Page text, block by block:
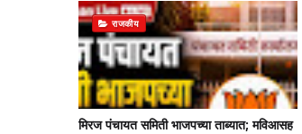
राजकीय
मिरज पंचायत समिती भाजपच्या ताब्यात; मविआसह